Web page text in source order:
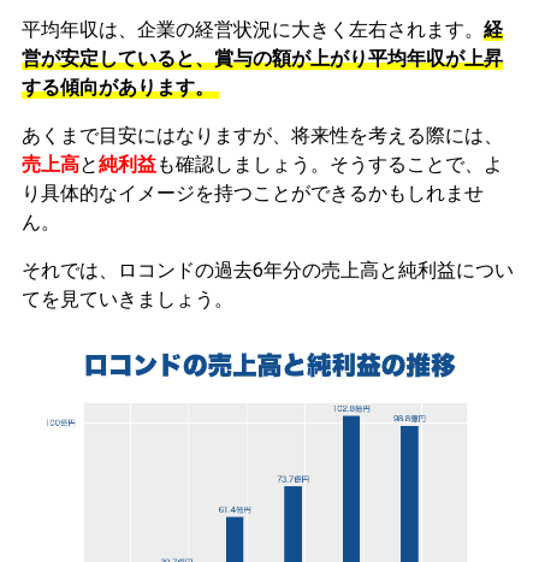
平均年収は、企業の経営状況に大きく左右されます。 経
営が安定していると、賞与の額が上がり平均年収が上昇
する傾向があります。
あくまで目安にはなりますが、将来性を考える際には、
売上高と純利益も確認しましょう。そうすることで、よ
り具体的なイメージを持つことができるかもしれませ
ん。
それでは、ロコンドの過去6年分の売上高と純利益につい
てを見ていきましょう。